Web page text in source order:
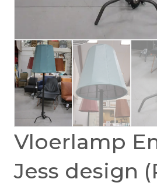
Vloerlamp
Jess design